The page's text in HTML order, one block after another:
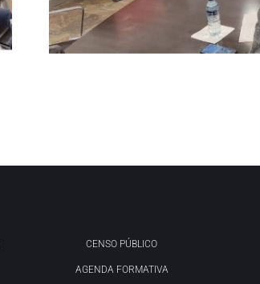
CENSO PÚBLICO
AGENDA FORMATIVA